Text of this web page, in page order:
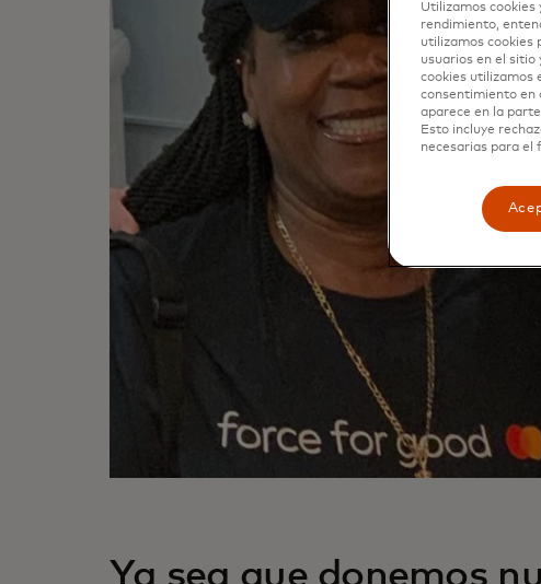
Ya sea que donemos
Utilizamos cookies
rendimiento,
utilizamos cookies
usuarios en el sitio
cookies utilizamos
consentimiento en
aparece en la
Esto incluye
necesarias para el